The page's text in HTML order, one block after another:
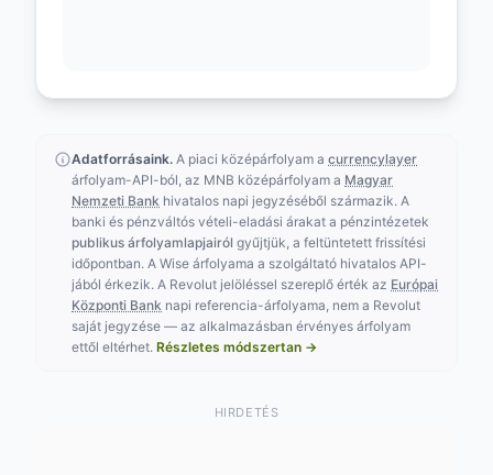
Adatforrásaink. A piaci középárfolyam a currencylayer
árfolyam-API-ból, az MNB középárfolyam a Magyar
Nemzeti Bank hivatalos napi jegyzéséből származik. A
banki és pénzváltós vételi-eladási árakat a pénzintézetek
publikus árfolyamlapjairól gyűjtjük, a feltüntetett frissítési
időpontban. A Wise árfolyama a szolgáltató hivatalos API-
jából érkezik. A Revolut jelöléssel szereplő érték az Európai
Központi Bank napi referencia-árfolyama, nem a Revolut
saját jegyzése — az alkalmazásban érvényes árfolyam
ettől eltérhet. Részletes módszertan →
HIRDETÉS